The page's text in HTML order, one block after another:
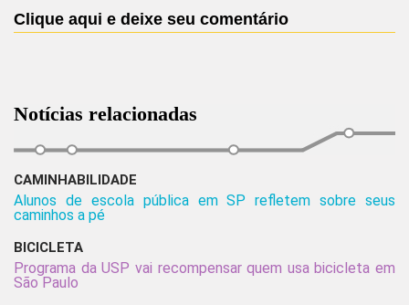
Clique aqui e deixe seu comentário
Notícias relacionadas
CAMINHABILIDADE
Alunos de escola pública em SP refletem sobre seus
caminhos a pé
BICICLETA
Programa da USP vai recompensar quem usa bicicleta em
São Paulo